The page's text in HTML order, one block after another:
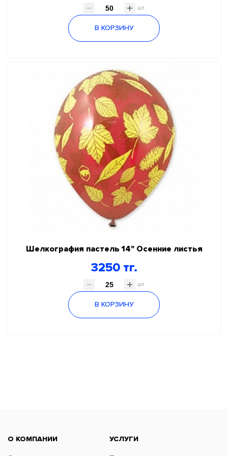
шт
В КОРЗИНУ
Шелкография пастель 14" Осенние листья
3250 тг.
шт
В КОРЗИНУ
О КОМПАНИИ УСЛУГИ